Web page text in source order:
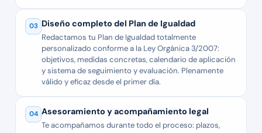
03 Diseño completo del Plan de Igualdad
Redactamos tu Plan de Igualdad totalmente
personalizado conforme a la Ley Orgánica 3/2007:
objetivos, medidas concretas, calendario de aplicación
y sistema de seguimiento y evaluación. Plenamente
válido y eficaz desde el primer día.
04 Asesoramiento y acompañamiento legal
Te acompañamos durante todo el proceso: plazos,